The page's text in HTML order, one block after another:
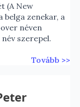
(A New
belga zenekar, a
néven
szerepel.
Tovább >>